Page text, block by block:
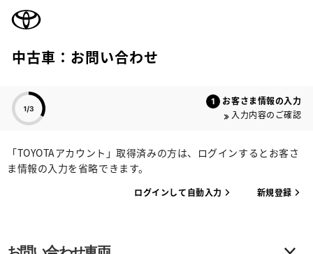
中古車：お問い合わせ
お客さま情報の入力
入力内容のご確認
「TOYOTAアカウント」取得済みの方は、ログインするとお客さ
ま情報の入力を省略できます。
ログインして自動入力 新規登録